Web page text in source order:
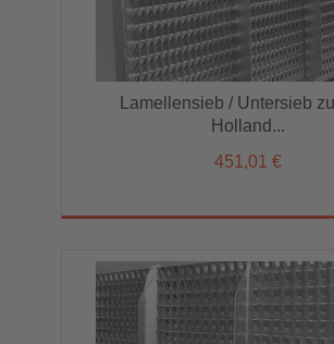
Lamellensieb / Untersieb
Holland...
451,01 €